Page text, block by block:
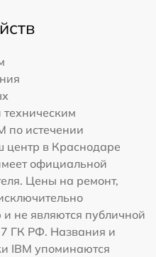
по истечении
центр в Краснодаре
официальной
Цены на ремонт,
не являются публичной
ГК РФ. Названия и
IBM упоминаются